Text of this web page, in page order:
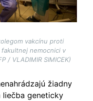
vakcínu proti
nemocnici v
/ VLADIMIR SIMICEK)
žiadny
liečba geneticky